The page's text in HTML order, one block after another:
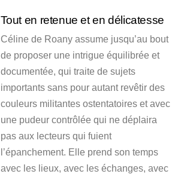
Tout en retenue et en délicatesse
Céline de Roany assume jusqu’au bout
de proposer une intrigue équilibrée et
documentée, qui traite de sujets
importants sans pour autant revêtir des
couleurs militantes ostentatoires et avec
une pudeur contrôlée qui ne déplaira
pas aux lecteurs qui fuient
l’épanchement. Elle prend son temps
avec les lieux, avec les échanges, avec